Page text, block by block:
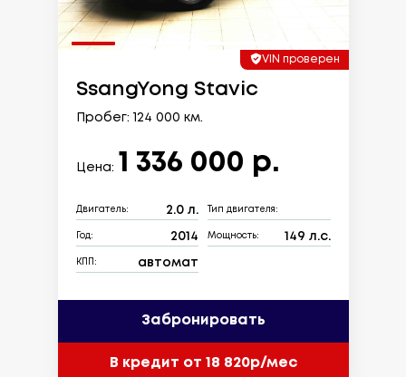
VIN проверен
SsangYong Stavic
Пробег: 124 000 км.
Цена: 1 336 000 р.
Двигатель: 2.0 л. Тип двигателя:
Год: 2014 Мощность: 149 л.с.
КПП: автомат
Забронировать
В кредит от 18 820р/мес